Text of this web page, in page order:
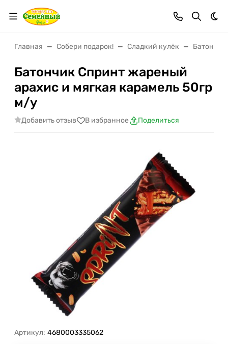
Главная Собери подарок! Сладкий кулёк
Батончик Спринт жареный
арахис и мягкая карамель 50гр
м/у
Добавить отзыв В избранное Поделиться
Артикул: 4680003335062